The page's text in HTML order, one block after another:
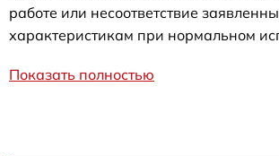
работе или несоответствие
характеристикам при нормальном
Показать полностью